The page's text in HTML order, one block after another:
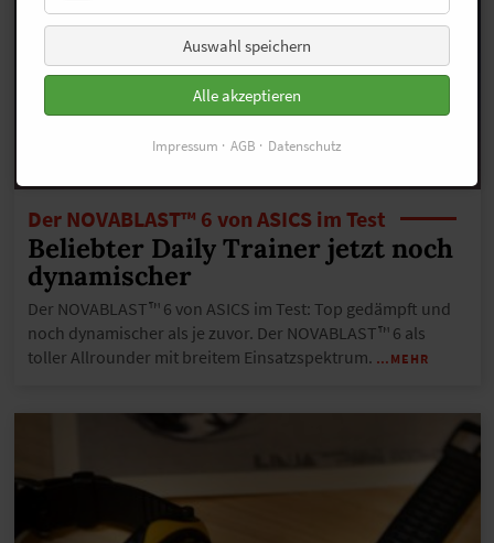
Der NOVABLAST™ 6 von ASICS im Test
Beliebter Daily Trainer jetzt noch
dynamischer
Der NOVABLAST™ 6 von ASICS im Test: Top gedämpft und
noch dynamischer als je zuvor. Der NOVABLAST™ 6 als
toller Allrounder mit breitem Einsatzspektrum. …MEHR
Auswahl speichern
Alle akzeptieren
Impressum AGB Datenschutz